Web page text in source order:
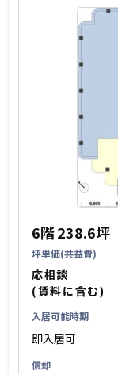
6階238.6坪
坪単価(共益費)
応相談
(賃料に含む)
入居可能時期
即入居可
償却